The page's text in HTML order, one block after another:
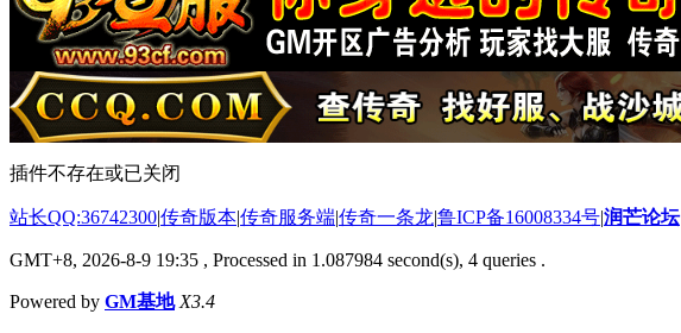
插件不存在或已关闭
站长QQ:36742300|传奇版本|传奇服务端|传奇一条龙|鲁ICP备16008334号|润芒论坛
GMT+8, 2026-8-9 19:35 , Processed in 1.087984 second(s), 4 queries .
Powered by GM基地 X3.4